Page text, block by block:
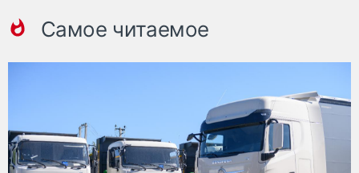
Самое читаемое